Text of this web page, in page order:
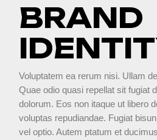
BRAND
Voluptatem ea rerum nisi. Ullam
Quae odio quasi repellat sit fugiat
dolorum. Eos non itaque ut libero
voluptas repudiandae. Fugiat
vel optio. Autem ptatum et